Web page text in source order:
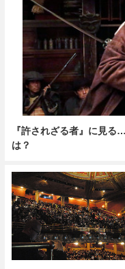
『許されざる者』に見る
は？